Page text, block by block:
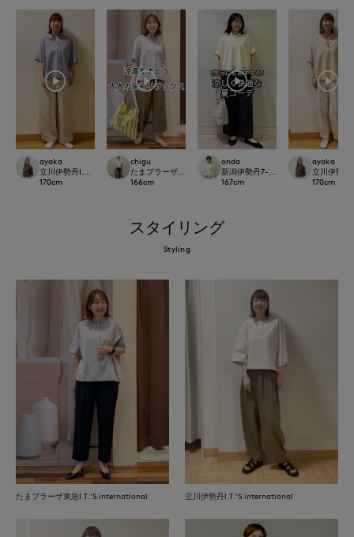
ayaka
立川伊勢丹I.T.'S.international
170cm
chigu
たまプラーザ東急I.T.'S.international
166cm
onda
新潟伊勢丹7-IDconcept.
167cm
ayaka
立川伊勢
170cm
スタイリング
Styling
たまプラーザ東急I.T.'S.international 立川伊勢丹I.T.'S.international